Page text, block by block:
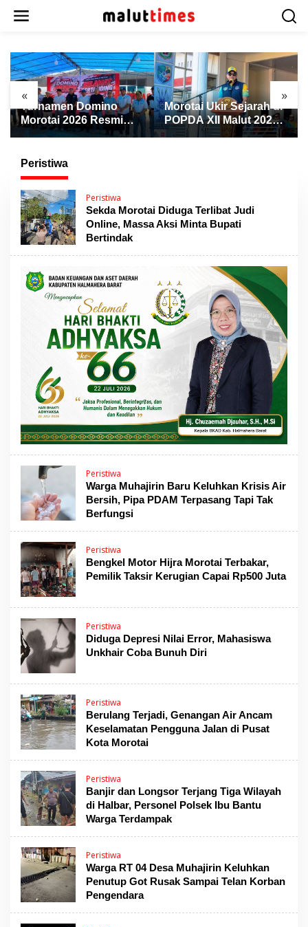
« »
Turnamen Domino
Morotai 2026 Resmi
Dibuka, Wabup Rio:
Persaudaraan dan
Promosi Daerah
Morotai Ukir Sejarah di
POPDA XII Malut 2026,
Finis Peringkat Tiga
Peristiwa
Peristiwa
Sekda Morotai Diduga Terlibat Judi
Online, Massa Aksi Minta Bupati
Bertindak
Peristiwa
Warga Muhajirin Baru Keluhkan Krisis Air
Bersih, Pipa PDAM Terpasang Tapi Tak
Berfungsi
Peristiwa
Bengkel Motor Hijra Morotai Terbakar,
Pemilik Taksir Kerugian Capai Rp500 Juta
Peristiwa
Diduga Depresi Nilai Error, Mahasiswa
Unkhair Coba Bunuh Diri
Peristiwa
Berulang Terjadi, Genangan Air Ancam
Keselamatan Pengguna Jalan di Pusat
Kota Morotai
Peristiwa
Banjir dan Longsor Terjang Tiga Wilayah
di Halbar, Personel Polsek Ibu Bantu
Warga Terdampak
Peristiwa
Warga RT 04 Desa Muhajirin Keluhkan
Penutup Got Rusak Sampai Telan Korban
Pengendara